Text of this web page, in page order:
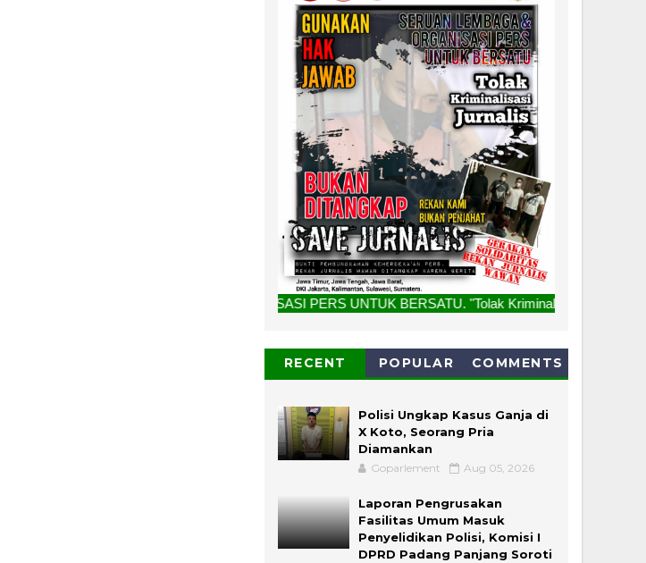
SERUAN LEMBAGA & ORGANISASI PERS UNTUK BERSATU. "Tolak Kriminalisasi Jurnalis, Rekan
RECENT POPULAR COMMENTS
Polisi Ungkap Kasus Ganja di
X Koto, Seorang Pria
Diamankan
Goparlement Aug 05, 2026
Laporan Pengrusakan
Fasilitas Umum Masuk
Penyelidikan Polisi, Komisi I
DPRD Padang Panjang Soroti